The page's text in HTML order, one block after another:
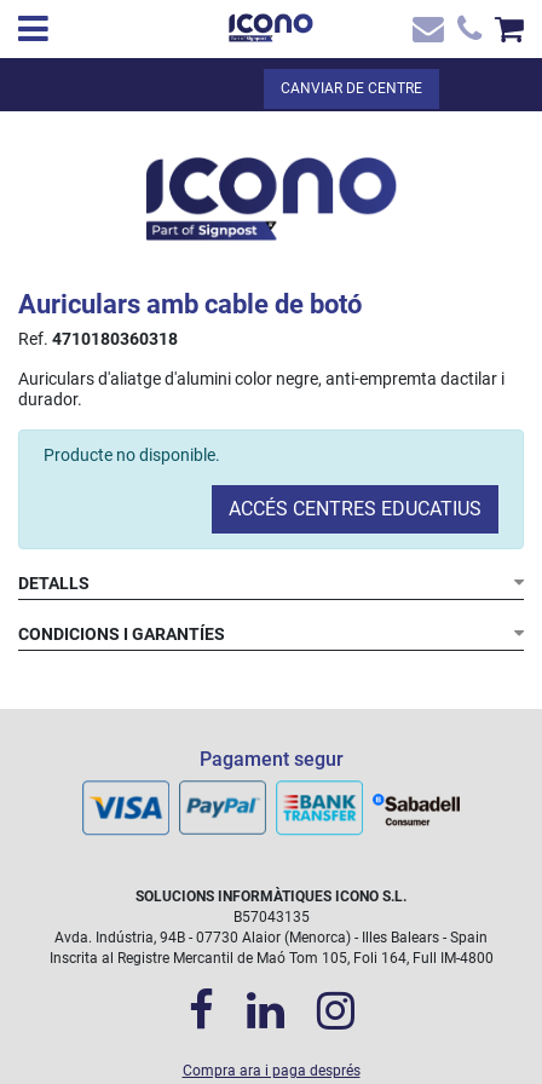
VEURE EL CISTELL
CA ✖
Inici
CANVIAR DE CENTRE
Auriculars amb cable de botó
Ref. 4710180360318
Auriculars d'aliatge d'alumini color negre, anti-empremta dactilar i
durador.
Producte no disponible.
ACCÉS CENTRES EDUCATIUS
DETALLS
CONDICIONS I GARANTÍES
Pagament segur
SOLUCIONS INFORMÀTIQUES ICONO S.L.
B57043135
Avda. Indústria, 94B - 07730 Alaior (Menorca) - Illes Balears - Spain
Inscrita al Registre Mercantil de Maó Tom 105, Foli 164, Full IM-4800
Compra ara i paga després